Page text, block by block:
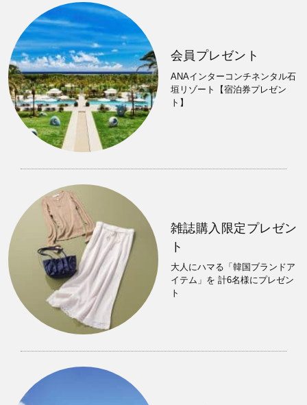
会員プレゼント
ANAインターコンチネンタル石
垣リゾート【宿泊券プレゼン
ト】
雑誌購入限定プレゼン
ト
大人にハマる「韓国ブランドア
イテム」を 計6名様にプレゼン
ト